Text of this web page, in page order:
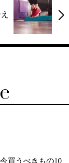
買うべきもの10